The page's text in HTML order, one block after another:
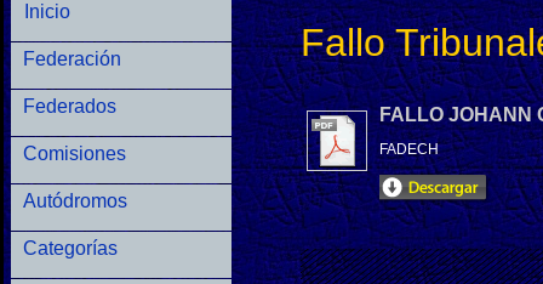
Inicio
Federación
Federados
Comisiones
Autódromos
Categorías
Fallo
FALLO JOHANN
FADECH